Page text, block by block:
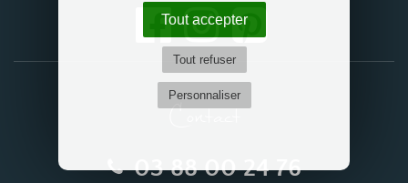
Tout accepter
Tout refuser
Personnaliser
Contact
03 88 00 24 76